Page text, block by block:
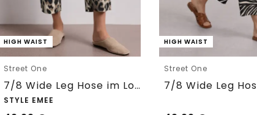
HIGH WAIST
Street One
7/8 Wide Leg Hose im Loose Fit mit Print
STYLE EMEE
HIGH WAIST
Street One